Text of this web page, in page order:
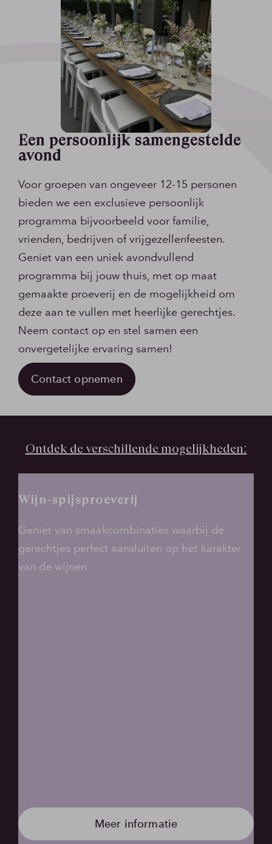
Een persoonlijk samengestelde
avond
Voor groepen van ongeveer 12-15 personen
bieden we een exclusieve persoonlijk
programma bijvoorbeeld voor familie,
vrienden, bedrijven of vrijgezellenfeesten.
Geniet van een uniek avondvullend
programma bij jouw thuis, met op maat
gemaakte proeverij en de mogelijkheid om
deze aan te vullen met heerlijke gerechtjes.
Neem contact op en stel samen een
onvergetelijke ervaring samen!
Contact opnemen
Ontdek de verschillende mogelijkheden:
Wijn-spijsproeverij
Geniet van smaakcombinaties waarbij de
gerechtjes perfect aansluiten op het karakter
van de wijnen.
Meer informatie